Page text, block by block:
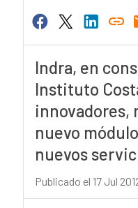
Indra, en
Instituto
innovadores,
nuevo
nuevos
Publicado el 17 Jul